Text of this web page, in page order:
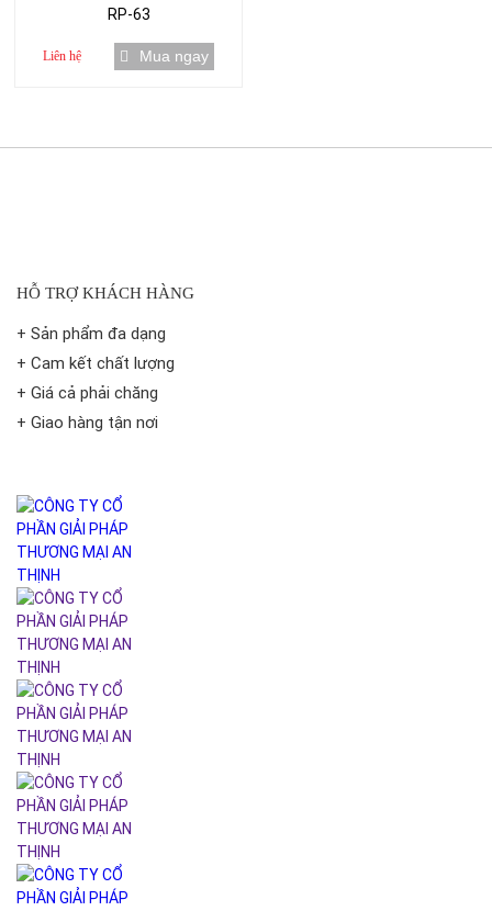
RP-63
Liên hệ Mua ngay
HỖ TRỢ KHÁCH HÀNG
+ Sản phẩm đa dạng
+ Cam kết chất lượng
+ Giá cả phải chăng
+ Giao hàng tận nơi